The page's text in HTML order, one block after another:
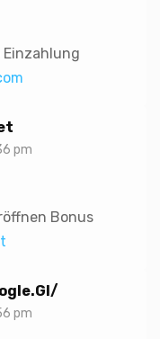
Einzahlung
pm
Bonus
pm